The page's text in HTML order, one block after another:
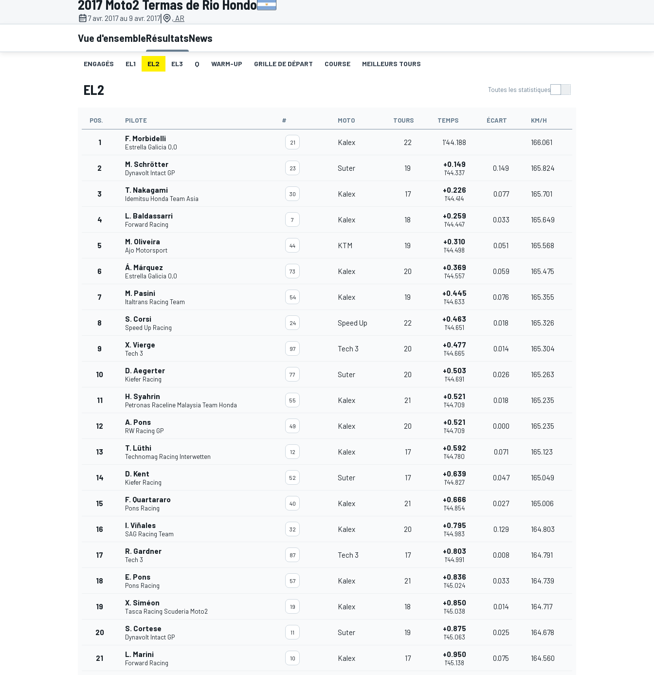
2017 Moto2 Termas de Rio Hondo
7 avr. 2017 au 9 avr. 2017| , AR
Vue d'ensembleRésultatsNews
ENGAGÉS EL1 EL2 EL3 Q WARM-UP GRILLE DE DÉPART COURSE MEILLEURS TOURS
EL2 Toutes les statistiques
POS. PILOTE # MOTO TOURS TEMPS ÉCART KM/H
1 F. Morbidelli
Estrella Galicia 0,0
21 Kalex 22 1'44.188 166.061
2 M. Schrötter
Dynavolt Intact GP
23 Suter 19 +0.149
1'44.337
0.149 165.824
3 T. Nakagami
Idemitsu Honda Team Asia
30 Kalex 17 +0.226
1'44.414
0.077 165.701
4 L. Baldassarri
Forward Racing
7 Kalex 18 +0.259
1'44.447
0.033 165.649
5 M. Oliveira
Ajo Motorsport
44 KTM 19 +0.310
1'44.498
0.051 165.568
6 Á. Márquez
Estrella Galicia 0,0
73 Kalex 20 +0.369
1'44.557
0.059 165.475
7 M. Pasini
Italtrans Racing Team
54 Kalex 19 +0.445
1'44.633
0.076 165.355
8 S. Corsi
Speed Up Racing
24 Speed Up 22 +0.463
1'44.651
0.018 165.326
9 X. Vierge
Tech 3
97 Tech 3 20 +0.477
1'44.665
0.014 165.304
10 D. Aegerter
Kiefer Racing
77 Suter 20 +0.503
1'44.691
0.026 165.263
11 H. Syahrin
Petronas Raceline Malaysia Team Honda
55 Kalex 21 +0.521
1'44.709
0.018 165.235
12 A. Pons
RW Racing GP
49 Kalex 20 +0.521
1'44.709
0.000 165.235
13 T. Lüthi
Technomag Racing Interwetten
12 Kalex 17 +0.592
1'44.780
0.071 165.123
14 D. Kent
Kiefer Racing
52 Suter 17 +0.639
1'44.827
0.047 165.049
15 F. Quartararo
Pons Racing
40 Kalex 21 +0.666
1'44.854
0.027 165.006
16 I. Viñales
SAG Racing Team
32 Kalex 20 +0.795
1'44.983
0.129 164.803
17 R. Gardner
Tech 3
87 Tech 3 17 +0.803
1'44.991
0.008 164.791
18 E. Pons
Pons Racing
57 Kalex 21 +0.836
1'45.024
0.033 164.739
19 X. Siméon
Tasca Racing Scuderia Moto2
19 Kalex 18 +0.850
1'45.038
0.014 164.717
20 S. Cortese
Dynavolt Intact GP
11 Suter 19 +0.875
1'45.063
0.025 164.678
21 L. Marini
Forward Racing
10 Kalex 17 +0.950
1'45.138
0.075 164.560